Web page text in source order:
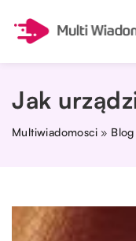
Jak
Multiwiadomosci » Blog